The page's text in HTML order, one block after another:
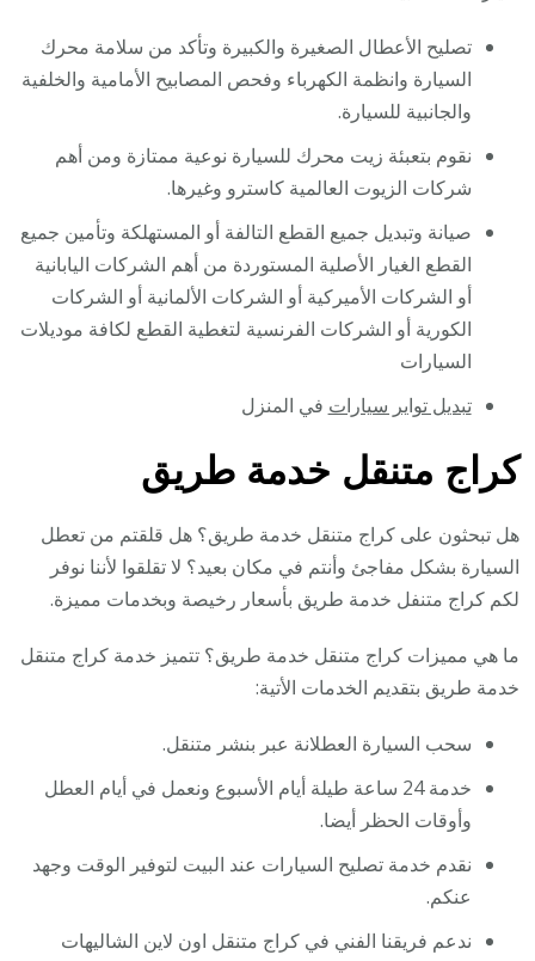
تصليح الأعطال الصغيرة والكبيرة وتأكد من سلامة محرك
السيارة وانظمة الكهرباء وفحص المصابيح الأمامية والخلفية
والجانبية للسيارة.
نقوم بتعبئة زيت محرك للسيارة نوعية ممتازة ومن أهم
شركات الزيوت العالمية كاسترو وغيرها.
صيانة وتبديل جميع القطع التالفة أو المستهلكة وتأمين جميع
القطع الغيار الأصلية المستوردة من أهم الشركات اليابانية
أو الشركات الأميركية أو الشركات الألمانية أو الشركات
الكورية أو الشركات الفرنسية لتغطية القطع لكافة موديلات
السيارات
تبديل تواير سيارات في المنزل
كراج متنقل خدمة طريق
هل تبحثون على كراج متنقل خدمة طريق؟ هل قلقتم من تعطل
السيارة بشكل مفاجئ وأنتم في مكان بعيد؟ لا تقلقوا لأننا نوفر
لكم كراج متنفل خدمة طريق بأسعار رخيصة وبخدمات مميزة.
ما هي مميزات كراج متنقل خدمة طريق؟ تتميز خدمة كراج متنقل
خدمة طريق بتقديم الخدمات الأتية:
سحب السيارة العطلانة عبر بنشر متنقل.
خدمة 24 ساعة طيلة أيام الأسبوع ونعمل في أيام العطل
وأوقات الحظر أيضا.
نقدم خدمة تصليح السيارات عند البيت لتوفير الوقت وجهد
عنكم.
ندعم فريقنا الفني في كراج متنقل اون لاين الشاليهات